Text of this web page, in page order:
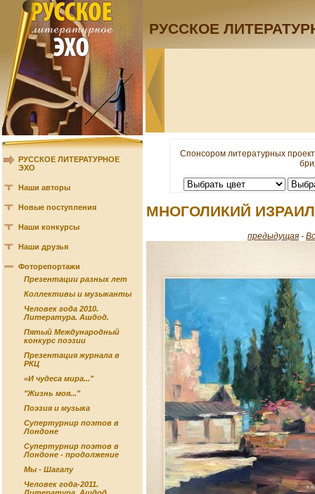
РУССКОЕ
РУССКОЕ ЛИТЕРАТУРНОЕ
ЭХО
Наши авторы
Новые поступления
Наши конкурсы
Наши друзья
Фоторепортажи
Презентации разных лет
Коллективы и музыканты
Человек года 2010.
Литература. Ашдод.
Пятый Международный
конкурс поэзии
Презентация журнала в
РКЦ
«И чудеса мира..."
"Жизнь моя..."
Поэзия и музыка
Супертурнир поэтов в
Лондоне
Супертурнир поэтов в
Лондоне - продолжение
Мы - Шагалу
Человек года-2011.
Спонсором литературных
МНОГОЛИКИЙ
предыдущая -